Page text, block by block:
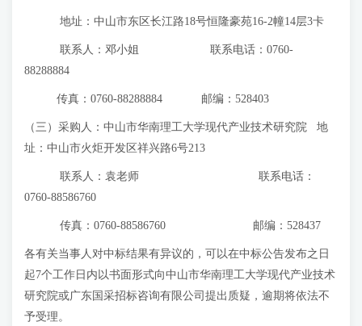
地址：中山市东区长江路18号恒隆豪苑16-2幢14层3卡
联系人：邓小姐 联系电话：0760-
88288884
传真：0760-88288884 邮编：528403
（三）采购人：中山市华南理工大学现代产业技术研究院 地
址：中山市火炬开发区祥兴路6号213
联系人：袁老师 联系电话：
0760-88586760
传真：0760-88586760 邮编：528437
各有关当事人对中标结果有异议的，可以在中标公告发布之日
起7个工作日内以书面形式向中山市华南理工大学现代产业技术
研究院或广东国采招标咨询有限公司提出质疑，逾期将依法不
予受理。